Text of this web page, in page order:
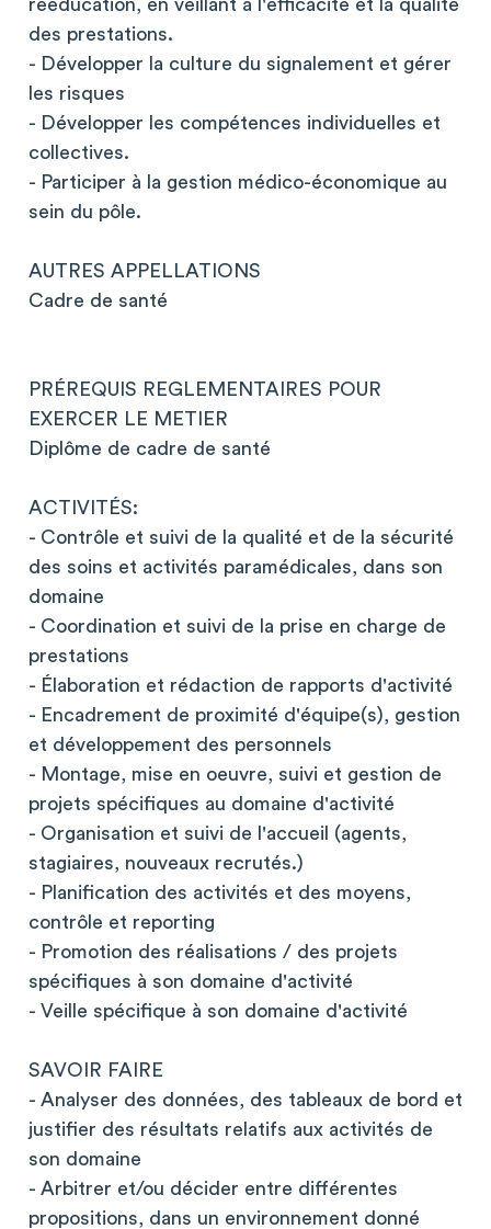
rééducation, en veillant à l'efficacité et la qualité
des prestations.
- Développer la culture du signalement et gérer
les risques
- Développer les compétences individuelles et
collectives.
- Participer à la gestion médico-économique au
sein du pôle.
AUTRES APPELLATIONS
Cadre de santé
PRÉREQUIS REGLEMENTAIRES POUR
EXERCER LE METIER
Diplôme de cadre de santé
ACTIVITÉS:
- Contrôle et suivi de la qualité et de la sécurité
des soins et activités paramédicales, dans son
domaine
- Coordination et suivi de la prise en charge de
prestations
- Élaboration et rédaction de rapports d'activité
- Encadrement de proximité d'équipe(s), gestion
et développement des personnels
- Montage, mise en oeuvre, suivi et gestion de
projets spécifiques au domaine d'activité
- Organisation et suivi de l'accueil (agents,
stagiaires, nouveaux recrutés.)
- Planification des activités et des moyens,
contrôle et reporting
- Promotion des réalisations / des projets
spécifiques à son domaine d'activité
- Veille spécifique à son domaine d'activité
SAVOIR FAIRE
- Analyser des données, des tableaux de bord et
justifier des résultats relatifs aux activités de
son domaine
- Arbitrer et/ou décider entre différentes
propositions, dans un environnement donné